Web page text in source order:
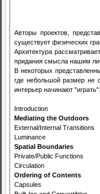
Авторы проектов,
существует физических
Архитектура
придания смысла нашим
В некоторых
где небольшой размер не
интерьер начинают "играть".
Introduction
Mediating the Outdoors
External/Internal Transitions
Luminance
Spatial Boundaries
Private/Public Functions
Circulation
Ordering of Contents
Capsules